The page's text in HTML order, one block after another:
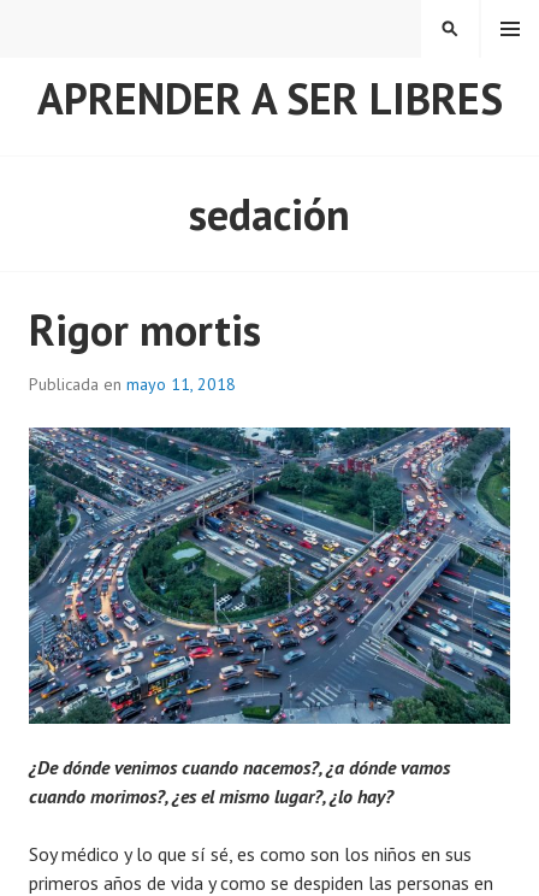
APRENDER A SER LIBRES
MENÚ
BUSCAR
sedación
Rigor mortis
Publicada en mayo 11, 2018
¿De dónde venimos cuando nacemos?, ¿a dónde vamos
cuando morimos?, ¿es el mismo lugar?, ¿lo hay?
Soy médico y lo que sí sé, es como son los niños en sus
primeros años de vida y como se despiden las personas en